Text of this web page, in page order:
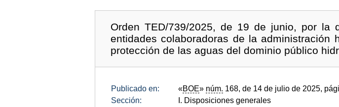
Orden TED/739/2025, de 19 de junio, por
entidades colaboradoras de la administración
protección de las aguas del dominio público
Publicado en: «BOE» núm. 168, de 14 de julio de 2025,
Sección:
I. Disposiciones generales